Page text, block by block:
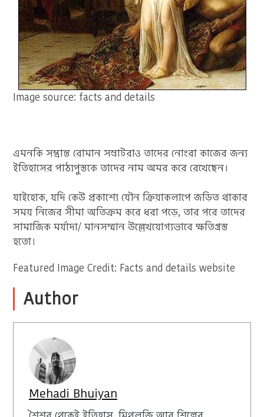
Image source: facts and details
এমনকি সম্ভ্রান্ত রোমান সম্রাটরাও তাদের নোংরা কাজের জন্য
ইতিহাসের পাঠ্যপুস্তকে তাদের নাম অমর করে রেখেছেন।
যাইহোক, যদি কেউ প্রকাশ্যে যৌন ক্রিয়াকলাপে জড়িত থাকার
সময় নিজের সীমা অতিক্রম করে ধরা পড়ে, তার পরে তাদের
সামাজিক মর্যাদা/ মানসম্মান উল্লেখযোগ্যভাবে ক্ষতিগ্রস্ত
হতো।
Featured Image Credit: Facts and details website
Author
Mehadi Bhuiyan